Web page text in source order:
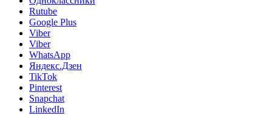
Rutube
Google Plus
Viber
Viber
WhatsApp
Яндекс.Дзен
TikTok
Pinterest
Snapchat
LinkedIn